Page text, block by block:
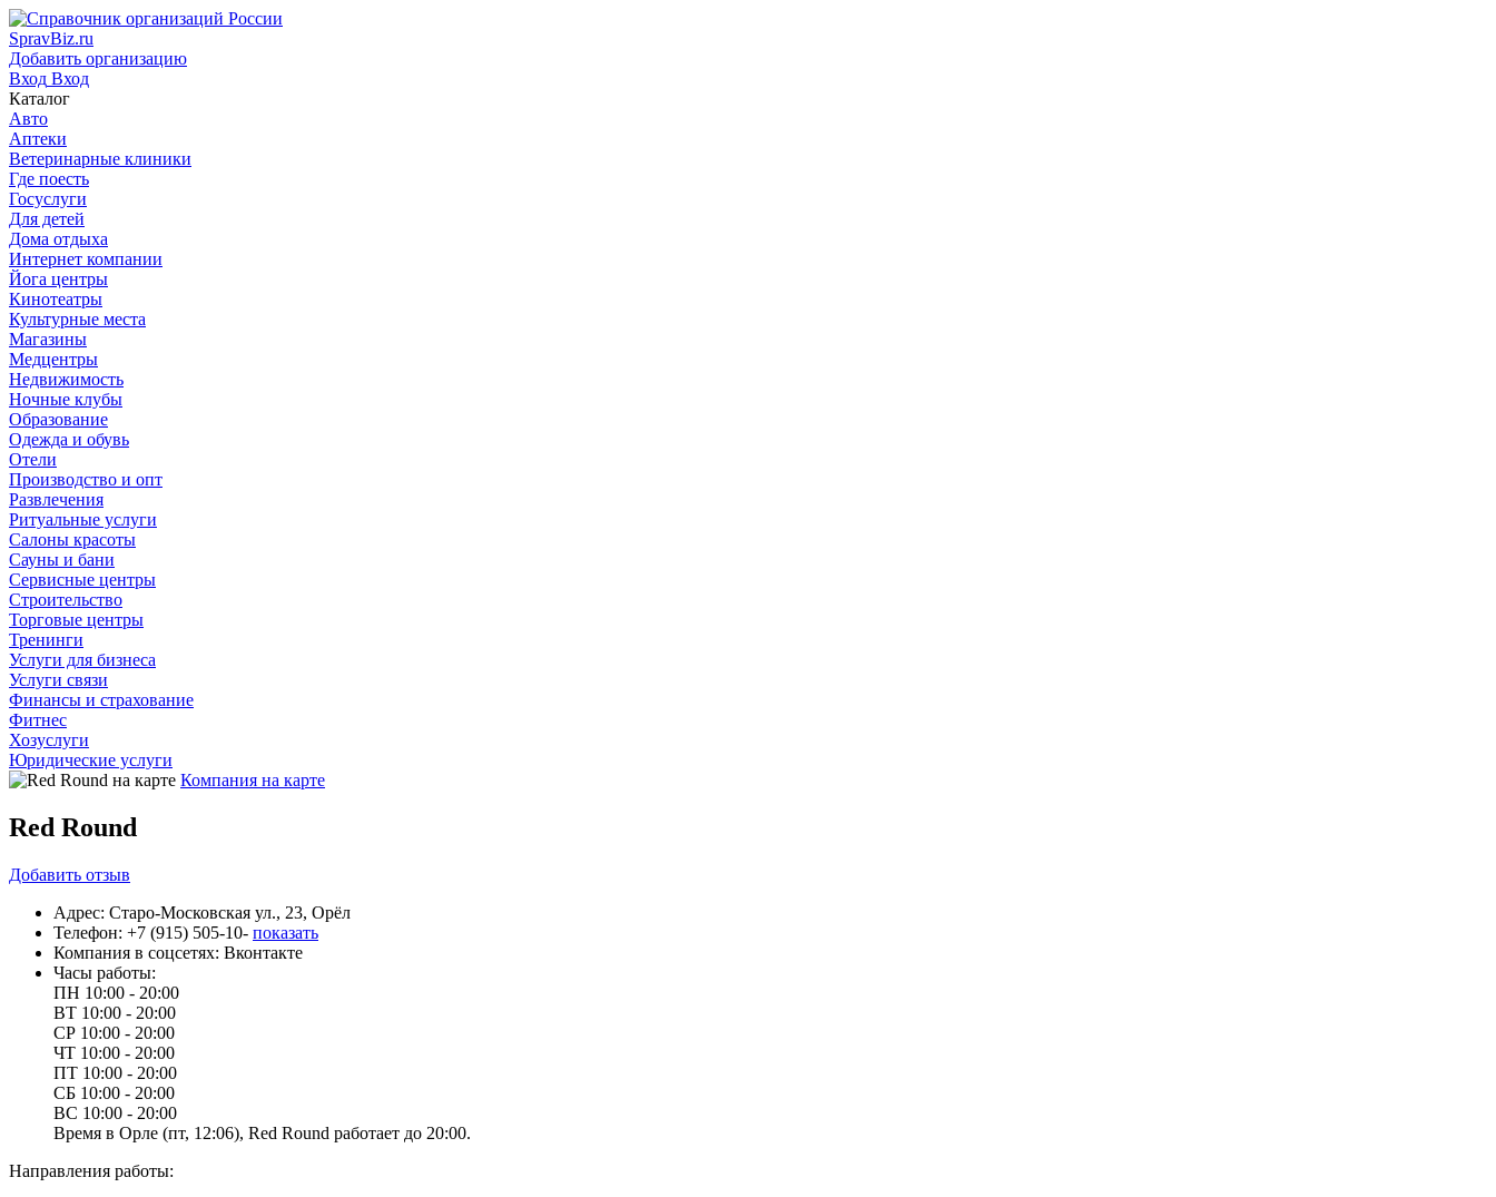
SpravBiz.ru
Добавить организацию
Вход Вход
Каталог
Авто
Аптеки
Ветеринарные клиники
Где поесть
Госуслуги
Для детей
Дома отдыха
Интернет компании
Йога центры
Кинотеатры
Культурные места
Магазины
Медцентры
Недвижимость
Ночные клубы
Образование
Одежда и обувь
Отели
Производство и опт
Развлечения
Ритуальные услуги
Салоны красоты
Сауны и бани
Сервисные центры
Строительство
Торговые центры
Тренинги
Услуги для бизнеса
Услуги связи
Финансы и страхование
Фитнес
Хозуслуги
Юридические услуги
Компания на карте
Red Round
Добавить отзыв
Адрес: Старо-Московская ул., 23, Орёл
Телефон: +7 (915) 505-10- показать
Компания в соцсетях: Вконтакте
Часы работы:
ПН 10:00 - 20:00
ВТ 10:00 - 20:00
СР 10:00 - 20:00
ЧТ 10:00 - 20:00
ПТ 10:00 - 20:00
СБ 10:00 - 20:00
ВС 10:00 - 20:00
Время в Орле (пт, 12:06), Red Round работает до 20:00.
Направления работы: